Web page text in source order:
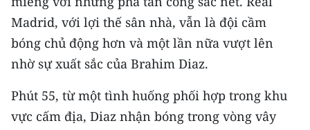
NHÂN DÂN HẰNG THÁNG
MUA BÁO
ĐỌC BÁO IN
Madrid, với lợi thế sân nhà, vẫn là đội cầm
bóng chủ động hơn và một lần nữa vượt lên
nhờ sự xuất sắc của Brahim Diaz.
Phút 55, từ một tình huống phối hợp trong khu
vực cấm địa, Diaz nhận bóng trong vòng vây